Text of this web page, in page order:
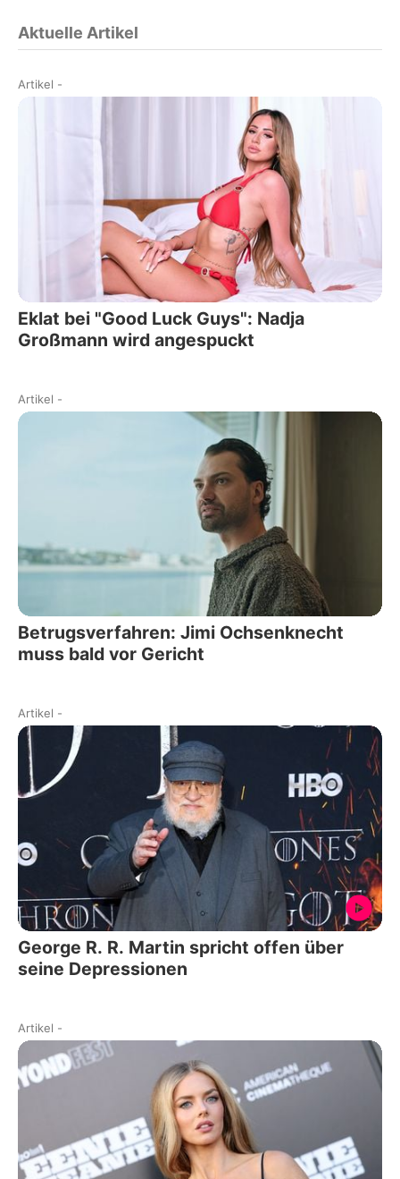
Aktuelle Artikel
Artikel -
Eklat bei "Good Luck Guys": Nadja
Großmann wird angespuckt
Artikel -
Betrugsverfahren: Jimi Ochsenknecht
muss bald vor Gericht
Artikel -
George R. R. Martin spricht offen über
seine Depressionen
Artikel -